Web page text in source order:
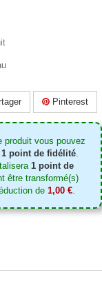
Pinterest
produit vous pouvez
1 point de fidélité.
1 point de
être transformé(s)
de 1,00 €.